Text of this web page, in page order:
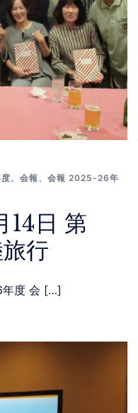
、 会報 、 会報 2025-26年
14日 第
行
年度 会 […]